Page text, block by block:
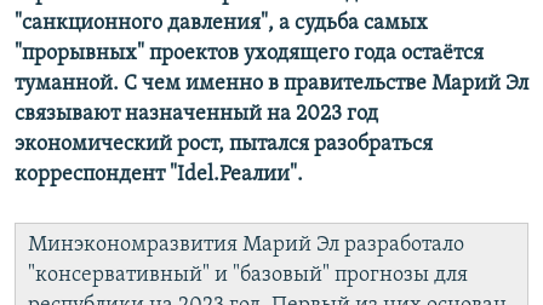
"санкционного давления", а судьба самых
"прорывных" проектов уходящего года остаётся
туманной. С чем именно в правительстве Марий Эл
связывают назначенный на 2023 год
экономический рост, пытался разобраться
корреспондент "Idel.Реалии".
Минэкономразвития Марий Эл разработало
"консервативный" и "базовый" прогнозы для